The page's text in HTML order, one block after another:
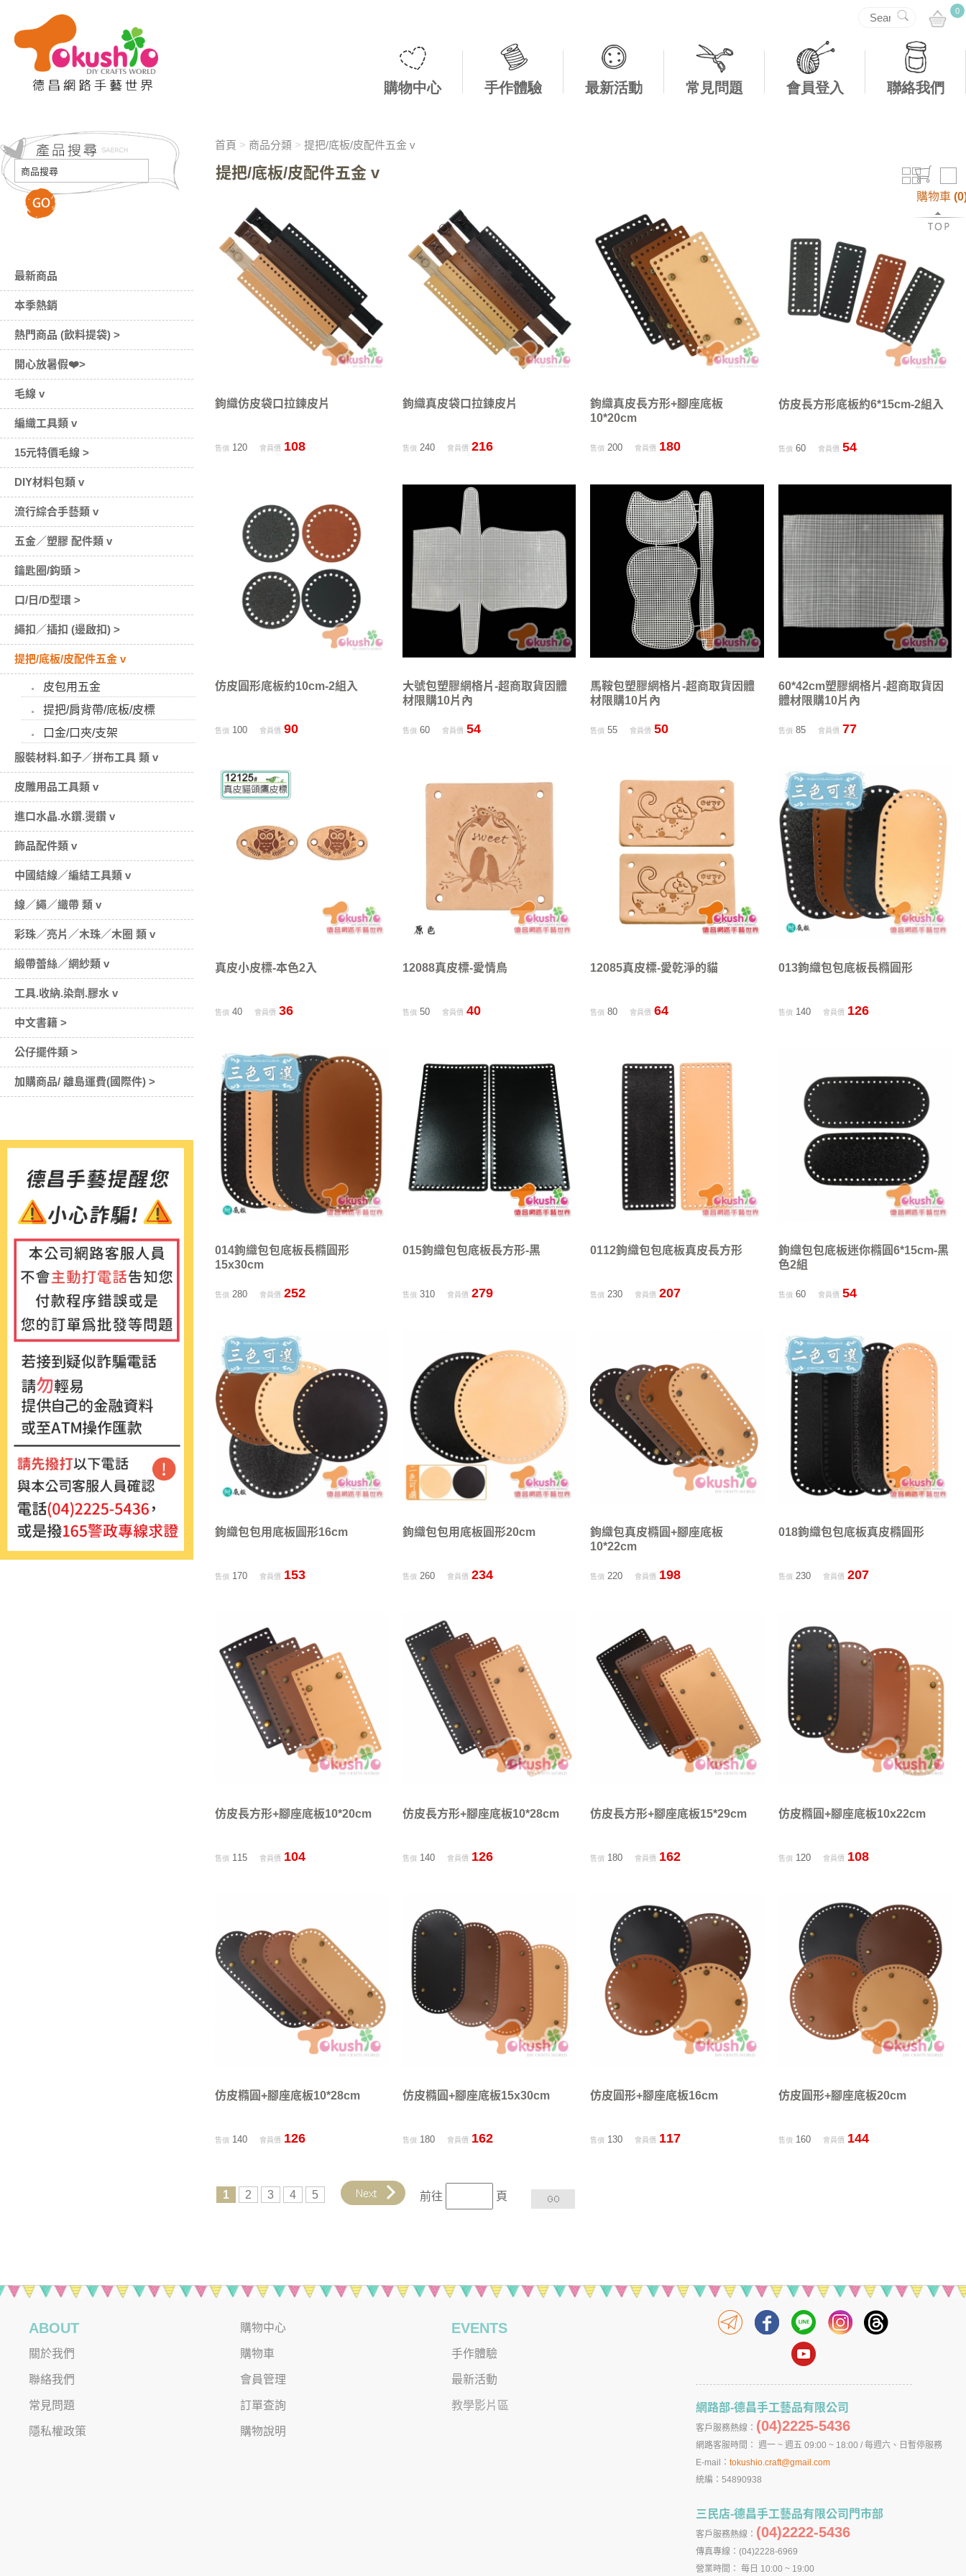
0
購物中心 手作體驗 最新活動 常見問題 會員登入 聯絡我們
購物車 (0
最新商品
本季熱銷
熱門商品 (飲料提袋) >
開心放暑假❤️>
毛線 v
編織工具類 v
15元特價毛線 >
DIY材料包類 v
流行綜合手藝類 v
五金／塑膠 配件類 v
鑰匙圈/鈎頭 >
口/日/D型環 >
繩扣／插扣 (邊啟扣) >
提把/底板/皮配件五金 v
皮包用五金
提把/肩背帶/底板/皮標
口金/口夾/支架
服裝材料.釦子／拼布工具 類 v
皮雕用品工具類 v
進口水晶.水鑽.燙鑽 v
飾品配件類 v
中國結線／編結工具類 v
線／繩／織帶 類 v
彩珠／亮片／木珠／木圈 類 v
緞帶蕾絲／網紗類 v
工具.收納.染劑.膠水 v
中文書籍 >
公仔擺件類 >
加購商品/ 離島運費(國際件) >
首頁 > 商品分類> 提把/底板/皮配件五金 v
提把/底板/皮配件五金 v
鉤織仿皮袋口拉鍊皮片
售價120 會員價 108
鉤織真皮袋口拉鍊皮片
售價 240 會員價 216
鉤織真皮長方形+腳座底板
10*20cm
售價 200 會員價 180
仿皮長方形底板約6*15cm-2組入
售價60 會員價 54
仿皮圓形底板約10cm-2組入
售價100 會員價 90
大號包塑膠網格片-超商取貨因體
材限購10片內
售價 60 會員價 54
馬鞍包塑膠網格片-超商取貨因體
材限購10片內
售價 55 會員價 50
60*42cm塑膠網格片-超商取貨因
體材限購10片內
售價85 會員價 77
真皮小皮標-本色2入
售價40 會員價 36
12088真皮標-愛情鳥
售價 50 會員價 40
12085真皮標-愛乾淨的貓
售價 80 會員價 64
013鉤織包包底板長橢圓形
售價140 會員價 126
014鉤織包包底板長橢圓形
15x30cm
售價280 會員價 252
015鉤織包包底板長方形-黑
售價 310 會員價 279
0112鉤織包包底板真皮長方形
售價 230 會員價 207
鉤織包包底板迷你橢圓6*15cm-黑
色2組
售價60 會員價 54
鉤織包包用底板圓形16cm
售價170 會員價 153
鉤織包包用底板圓形20cm
售價 260 會員價 234
鉤織包真皮橢圓+腳座底板
10*22cm
售價 220 會員價 198
018鉤織包包底板真皮橢圓形
售價230 會員價 207
仿皮長方形+腳座底板10*20cm
售價115 會員價 104
仿皮長方形+腳座底板10*28cm
售價 140 會員價 126
仿皮長方形+腳座底板15*29cm
售價 180 會員價 162
仿皮橢圓+腳座底板10x22cm
售價120 會員價 108
仿皮橢圓+腳座底板10*28cm
售價140 會員價 126
仿皮橢圓+腳座底板15x30cm
售價 180 會員價 162
仿皮圓形+腳座底板16cm
售價 130 會員價 117
仿皮圓形+腳座底板20cm
售價160 會員價 144
1 2 3 4 5 前往 頁
ABOUT
關於我們
聯絡我們
常見問題
隱私權政策
購物中心
購物車
會員管理
訂單查詢
購物說明
EVENTS
手作體驗
最新活動
教學影片區 網路部-德昌手工藝品有限公司
客戶服務熱線： (04)2225-5436
網路客服時間： 週一 ~ 週五 09:00 ~ 18:00 / 每週六、日暫停服務
E-mail： tokushio.craft@gmail.com
統編：54890938
三民店-德昌手工藝品有限公司門市部
客戶服務熱線： (04)2222-5436
傳真專線：(04)2228-6969
營業時間： 每日 10:00 ~ 19:00